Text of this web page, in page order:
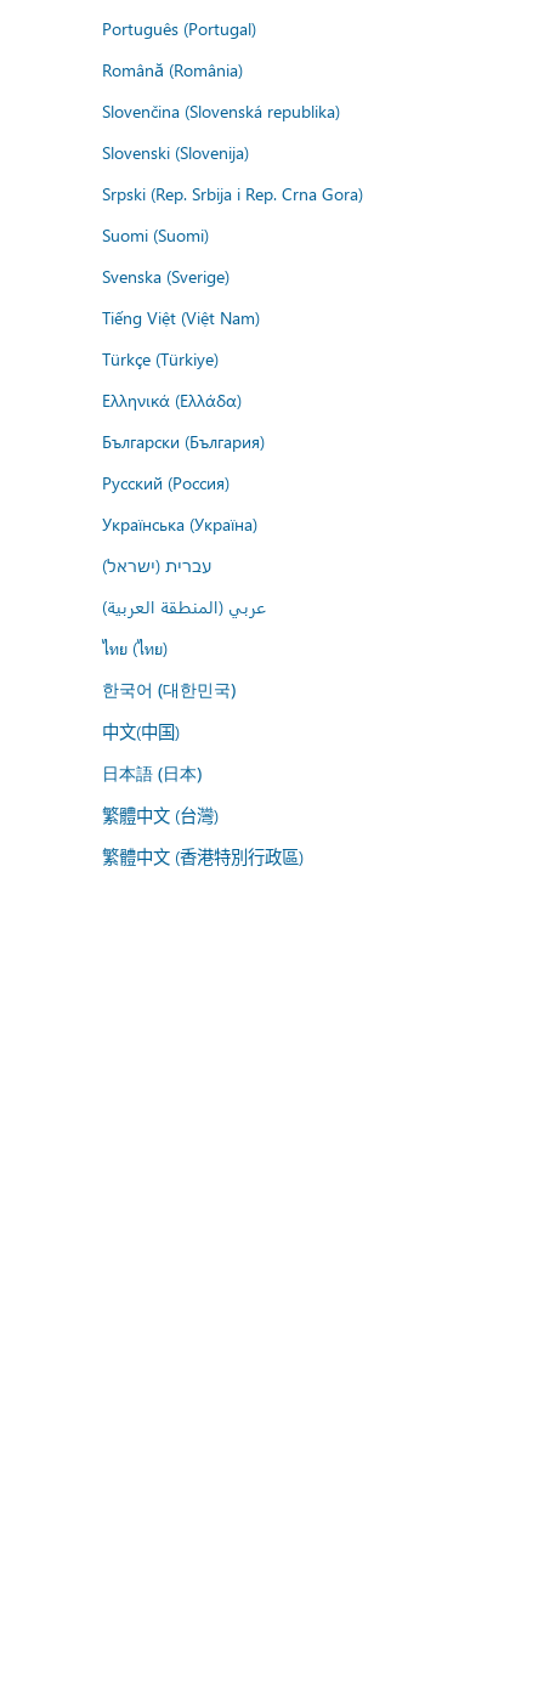
Português (Portugal)
Română (România)
Slovenčina (Slovenská republika)
Slovenski (Slovenija)
Srpski (Rep. Srbija i Rep. Crna Gora)
Suomi (Suomi)
Svenska (Sverige)
Tiếng Việt (Việt Nam)
Türkçe (Türkiye)
Ελληνικά (Ελλάδα)
Български (България)
Русский (Россия)
Українська (Україна)
עברית (ישראל)
عربي (المنطقة العربية)
ไทย (ไทย)
한국어 (대한민국)
中文(中国)
日本語 (日本)
繁體中文 (台灣)
繁體中文 (香港特別行政區)